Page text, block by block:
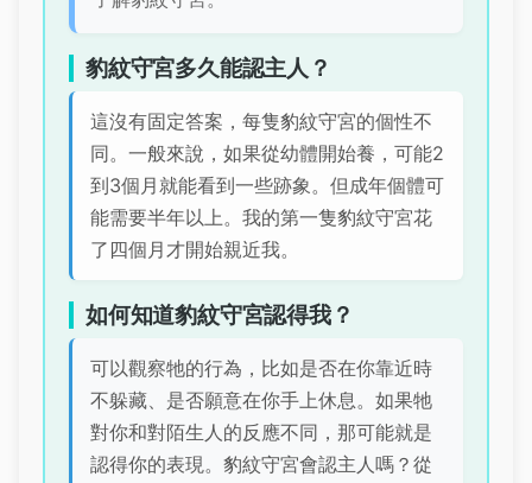
豹紋守宮多久能認主人？
這沒有固定答案，每隻豹紋守宮的個性不
同。一般來說，如果從幼體開始養，可能2
到3個月就能看到一些跡象。但成年個體可
能需要半年以上。我的第一隻豹紋守宮花
了四個月才開始親近我。
如何知道豹紋守宮認得我？
可以觀察牠的行為，比如是否在你靠近時
不躲藏、是否願意在你手上休息。如果牠
對你和對陌生人的反應不同，那可能就是
認得你的表現。豹紋守宮會認主人嗎？從